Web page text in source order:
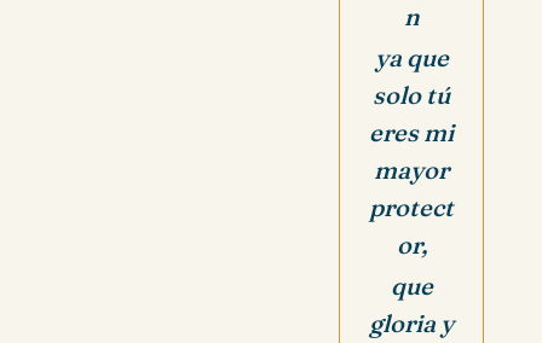
n
ya que
solo tú
eres mi
mayor
protect
or,
que
gloria y